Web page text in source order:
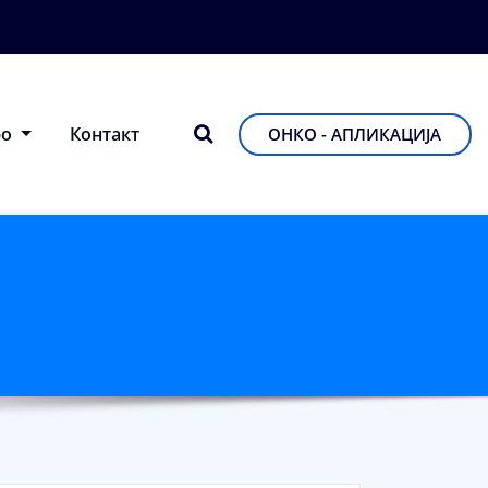
Контакт ОНКО - АПЛИКАЦИЈА